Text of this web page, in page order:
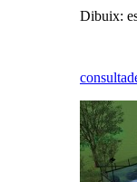
Dibuix:
consulta